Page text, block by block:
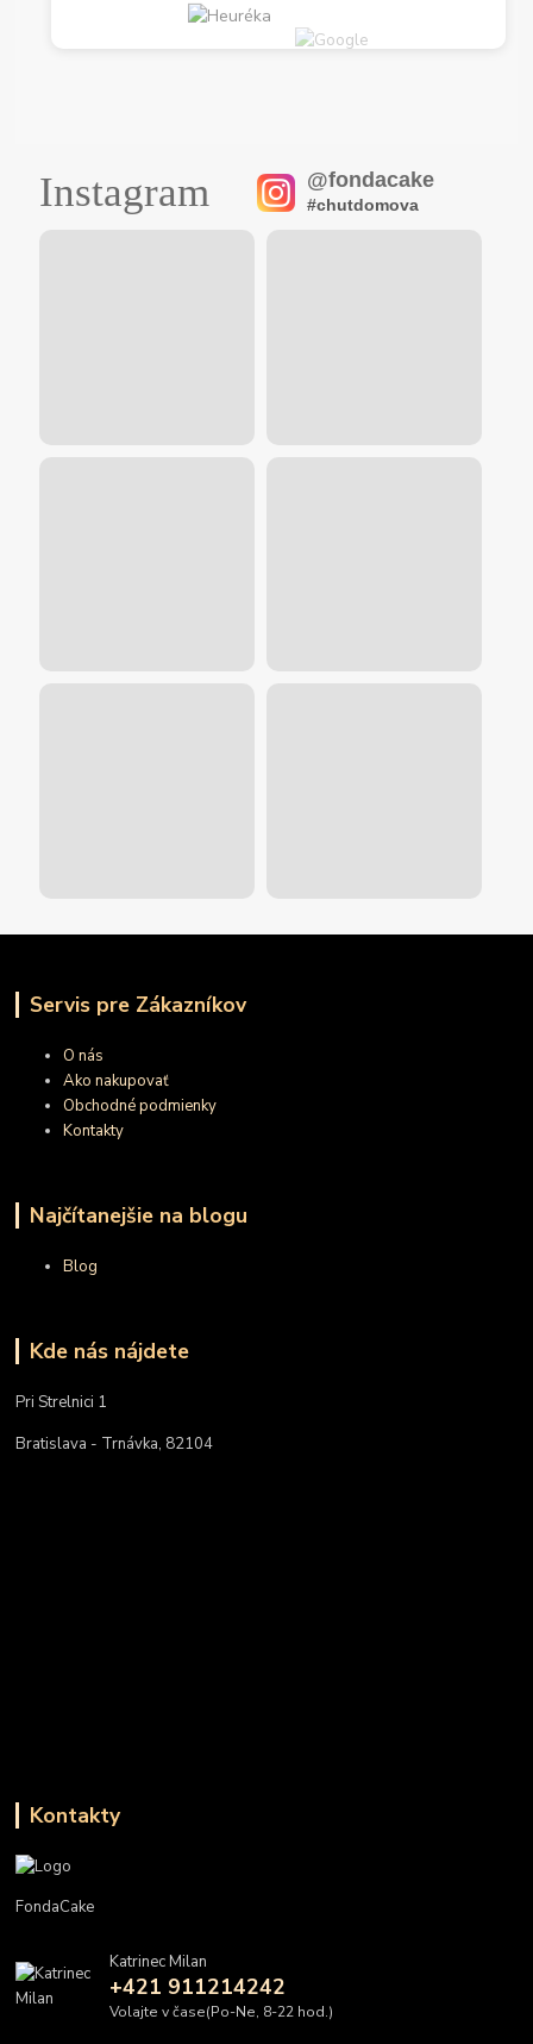
Instagram @fondacake
#chutdomova
Servis pre Zákazníkov
O nás
Ako nakupovať
Obchodné podmienky
Kontakty
Najčítanejšie na blogu
Blog
Kde nás nájdete
Pri Strelnici 1
Bratislava - Trnávka, 82104
Kontakty
FondaCake
Katrinec Milan
+421 911214242
Volajte v čase(Po-Ne, 8-22 hod.)